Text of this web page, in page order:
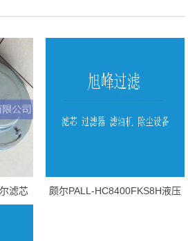
滤芯
颇尔PALL-HC8400FKS8H液压